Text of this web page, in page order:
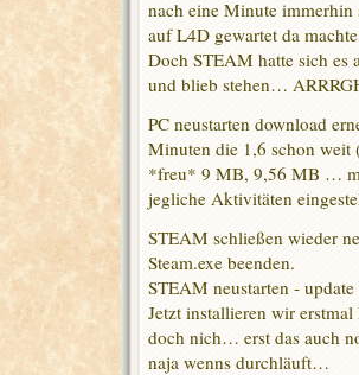
nach eine Minute immerhin
auf L4D gewartet da
Doch STEAM hatte sich es
und blieb stehen…
PC neustarten download
Minuten die 1,6 schon
*freu* 9 MB, 9,56 MB …
jegliche Aktivitäten
STEAM schließen wieder
Steam.exe beenden.
STEAM neustarten -
Jetzt installieren wir
doch nich… erst das auch
naja wenns durchläuft…